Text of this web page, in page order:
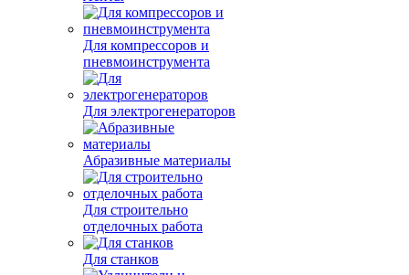
Для компрессоров и
пневмоинструмента
Для электрогенераторов
Абразивные материалы
Для строительно
отделочных работа
Для станков